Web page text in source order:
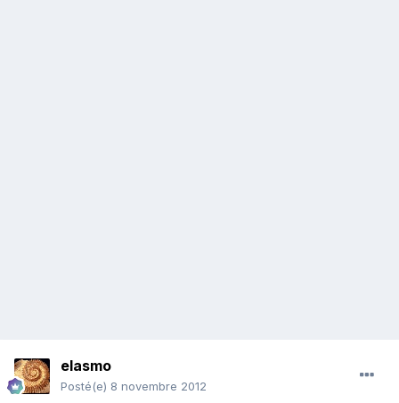
elasmo
Posté(e) 8 novembre 2012